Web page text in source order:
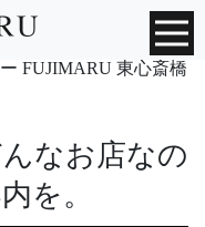
FUJIMARU 東心斎橋
なお店なの
を。